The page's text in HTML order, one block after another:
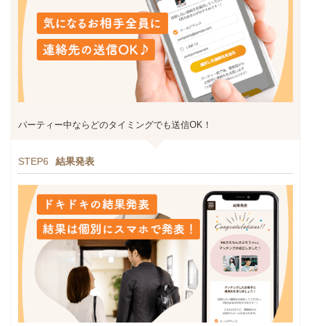
パーティー中ならどのタイミングでも送信OK！
STEP6 結果発表